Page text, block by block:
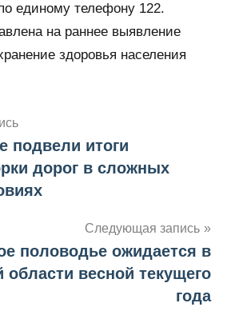
единому телефону 122.
на раннее выявление
здоровья населения
подвели итоги
дорог в сложных
Следующая запись
половодье ожидается в
области весной текущего
года